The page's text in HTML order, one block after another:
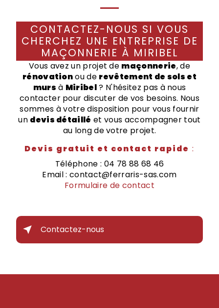
CONTACTEZ-NOUS SI VOUS
CHERCHEZ UNE ENTREPRISE DE
MAÇONNERIE À MIRIBEL
Vous avez un projet de maçonnerie, de
rénovationou de revêtement de sols et
murs à Miribel? N'hésitez pas à nous
contacter pour discuter de vos besoins. Nous
sommes à votre disposition pour vous fournir
un devis détaillé et vous accompagner tout
au long de votre projet.
Devis gratuit et contact rapide :
Téléphone : 04 78 88 68 46
Email : contact@ferraris-sas.com
Formulaire de contact
Contactez-nous